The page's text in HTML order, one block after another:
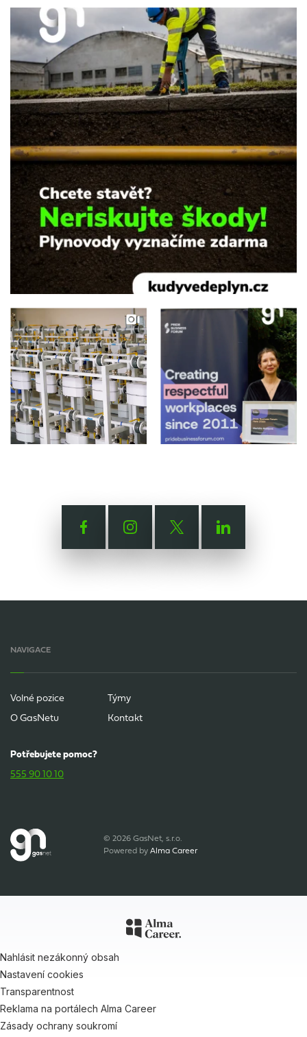
© 2026 GasNet, s.r.o.
Powered by Alma Career
NAVIGACE
Volné pozice
Týmy
O GasNetu
Kontakt
Potřebujete pomoc?
555 90 10 10
Nahlásit nezákonný obsah
Nastavení cookies
Transparentnost
Reklama na portálech Alma Career
Zásady ochrany soukromí